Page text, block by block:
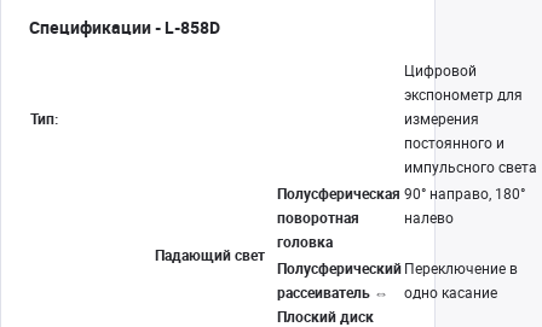
Спецификации - L-858D
Тип:
Цифровой
экспонометр для
измерения
постоянного и
импульсного света
Падающий свет
Полусферическая
поворотная
головка
90° направо, 180°
налево
Полусферический
рассеиватель ⇔
Плоский диск
Переключение в
одно касание